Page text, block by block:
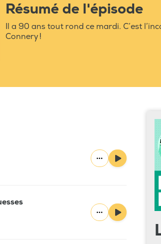
Résumé de l'épisode
Il a 90 ans tout rond ce mardi. C’est
Connery !